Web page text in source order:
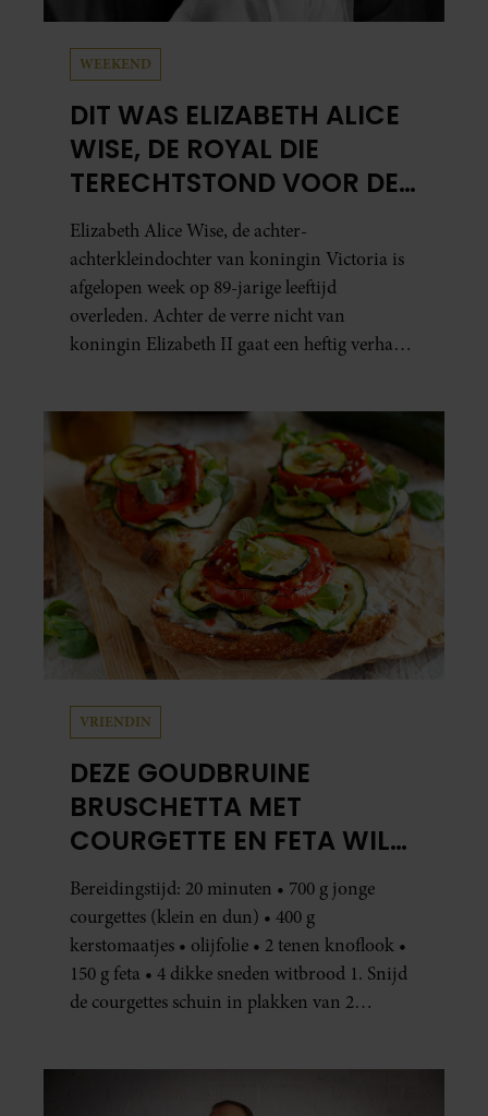
WEEKEND
DIT WAS ELIZABETH ALICE
WISE, DE ROYAL DIE
TERECHTSTOND VOOR DE
DOOD VAN HAAR BABY
Elizabeth Alice Wise, de achter-
achterkleindochter van koningin Victoria is
afgelopen week op 89-jarige leeftijd
overleden. Achter de verre nicht van
koningin Elizabeth II gaat een heftig verhaal
VRIENDIN
DEZE GOUDBRUINE
BRUSCHETTA MET
COURGETTE EN FETA WIL
JE METEEN MAKEN
Bereidingstijd: 20 minuten • 700 g jonge
courgettes (klein en dun) • 400 g
kerstomaatjes • olijfolie • 2 tenen knoflook •
150 g feta • 4 dikke sneden witbrood 1. Snijd
de courgettes schuin in plakken van 2